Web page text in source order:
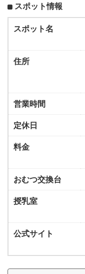
スポット情報
スポット名
住所
営業時間
定休日
料金
おむつ交換台
授乳室
公式サイト